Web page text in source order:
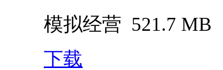
模拟经营 521.7 MB
下载